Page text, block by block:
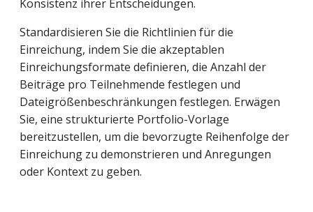
Konsistenz ihrer Entscheidungen.
Standardisieren Sie die Richtlinien für die
Einreichung, indem Sie die akzeptablen
Einreichungsformate definieren, die Anzahl der
Beiträge pro Teilnehmende festlegen und
Dateigrößenbeschränkungen festlegen. Erwägen
Sie, eine strukturierte Portfolio-Vorlage
bereitzustellen, um die bevorzugte Reihenfolge der
Einreichung zu demonstrieren und Anregungen
oder Kontext zu geben.